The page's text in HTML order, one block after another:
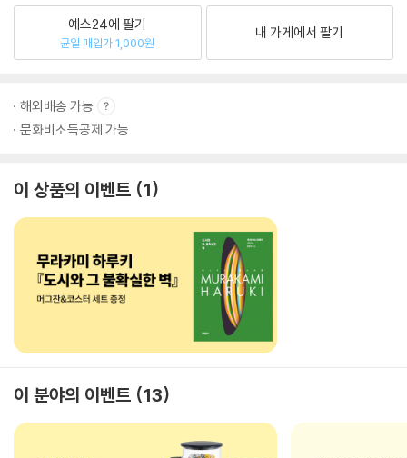
예스24에 팔기
균일 매입가 1,000원
내 가게에서 팔기
해외배송 가능
문화비소득공제 가능
이 상품의 이벤트 1
이 분야의 이벤트 13